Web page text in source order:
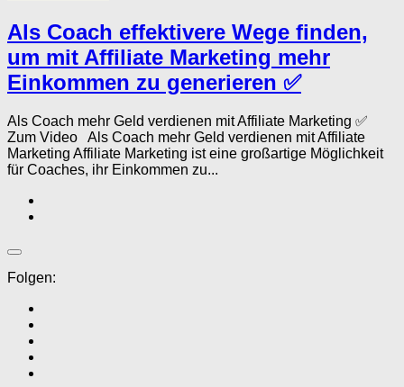
Als Coach effektivere Wege finden,
um mit Affiliate Marketing mehr
Einkommen zu generieren ✅
Als Coach mehr Geld verdienen mit Affiliate Marketing ✅
Zum Video Als Coach mehr Geld verdienen mit Affiliate
Marketing Affiliate Marketing ist eine großartige Möglichkeit
für Coaches, ihr Einkommen zu...
Folgen: